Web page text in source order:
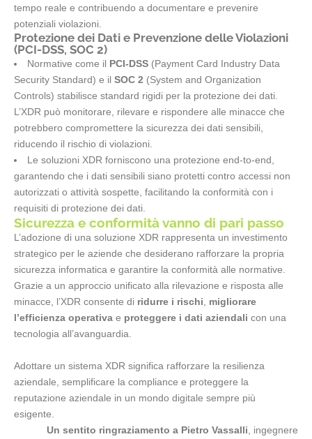
tempo reale e contribuendo a documentare e prevenire
potenziali violazioni.
Protezione dei Dati e Prevenzione delle Violazioni
(PCI-DSS, SOC 2)
Normative come il PCI-DSS (Payment Card Industry Data
Security Standard) e il SOC 2 (System and Organization
Controls) stabilisce standard rigidi per la protezione dei dati.
L’XDR può monitorare, rilevare e rispondere alle minacce che
potrebbero compromettere la sicurezza dei dati sensibili,
riducendo il rischio di violazioni.
Le soluzioni XDR forniscono una protezione end-to-end,
garantendo che i dati sensibili siano protetti contro accessi non
autorizzati o attività sospette, facilitando la conformità con i
requisiti di protezione dei dati.
Sicurezza e conformità vanno di pari passo
L’adozione di una soluzione XDR rappresenta un investimento
strategico per le aziende che desiderano rafforzare la propria
sicurezza informatica e garantire la conformità alle normative.
Grazie a un approccio unificato alla rilevazione e risposta alle
minacce, l’XDR consente di ridurre i rischi
migliorare
l’efficienza operativa e proteggere i dati aziendali con una
tecnologia all’avanguardia.
Adottare un sistema XDR significa rafforzare la resilienza
aziendale, semplificare la compliance e proteggere la
reputazione aziendale in un mondo digitale sempre più
esigente.
Un sentito ringraziamento a Pietro Vassalli , ingegnere